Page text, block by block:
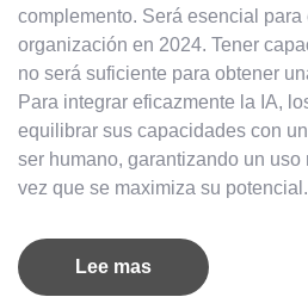
complemento. Será esencial para
organización en 2024. Tener
no será suficiente para obtener
Para integrar eficazmente la IA,
equilibrar sus capacidades con
ser humano, garantizando un
vez que se maximiza su potencial.
Lee mas